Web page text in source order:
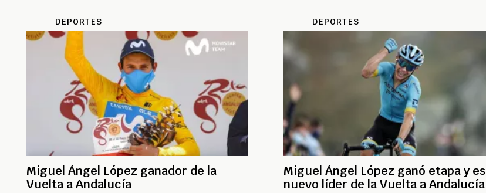
DEPORTES
Miguel Ángel López ganador de la
Vuelta a Andalucía
DEPORTES
Miguel Ángel López ganó etapa y es
nuevo líder de la Vuelta a Andalucía